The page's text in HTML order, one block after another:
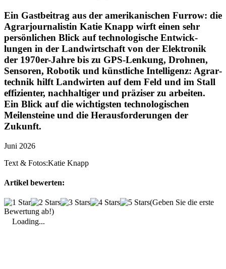
Ein Gast­bei­trag aus der ameri­ka­ni­schen Furrow: die
Agrar­jour­na­listin Katie Knapp wirft einen sehr
persön­li­chen Blick auf tech­no­lo­gi­sche Entwick­
lungen in der Land­wirt­schaft von der Elek­tronik
der 1970er-Jahre bis zu GPS-Lenkung, Drohnen,
Sensoren, Robotik und künst­liche Intel­li­genz: Agrar­
technik hilft Land­wirten auf dem Feld und im Stall
effi­zi­enter, nach­hal­tiger und präziser zu arbeiten.
Ein Blick auf die wich­tigsten tech­no­lo­gi­schen
Meilen­steine und die Heraus­for­de­rungen der
Zukunft.
Juni 2026
Text & Fotos:Katie Knapp
Artikel bewerten:
(Geben Sie die erste
Bewertung ab!)
Loading...